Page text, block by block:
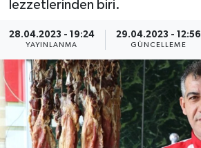
lezzetlerinden biri.
28.04.2023 - 19:24
YAYINLANMA
29.04.2023 - 12:56
GÜNCELLEME
SAĞLIK-YAŞAM
Haber Arşivi